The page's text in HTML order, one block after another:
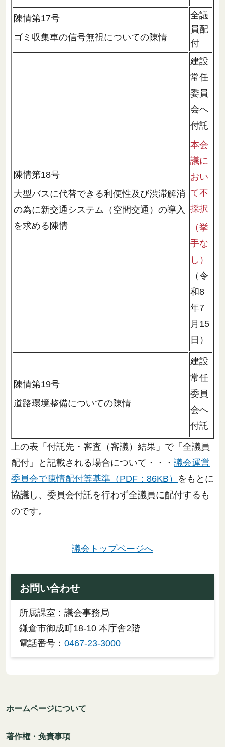
陳情第17号
ゴミ収集車の信号無視についての陳情
全議
員配
付
陳情第18号
大型バスに代替できる利便性及び渋滞解消
の為に新交通システム（空間交通）の導入
を求める陳情
建設
常任
委員
会へ
付託
本会
議に
おい
て不
採択
（挙
手な
し）
（令
和8
年7
月15
日）
陳情第19号
道路環境整備についての陳情
建設
常任
委員
会へ
付託
上の表「付託先・審査（審議）結果」で「全議員
配付」と記載される場合について・・・ 議会運営
委員会で陳情配付等基準（PDF：86KB） をもとに
協議し、委員会付託を行わず全議員に配付するも
のです。
議会トップページへ
お問い合わせ
所属課室：議会事務局
鎌倉市御成町18-10 本庁舎2階
電話番号： 0467-23-3000
ホームページについて
著作権・免責事項